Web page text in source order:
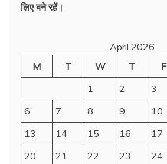
लिए बने रहें।
April 2026
M
T W T F
1
2 3
6
7 8 9 10
13
14 15 16 17
20
21 22 23 24